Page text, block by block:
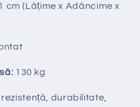
cm(Lățime x Adâncime x
130 kg
durabilitate,